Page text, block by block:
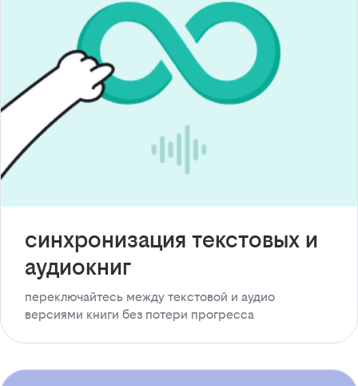
синхронизация текстовых и
аудиокниг
переключайтесь между текстовой и аудио
версиями книги без потери прогресса